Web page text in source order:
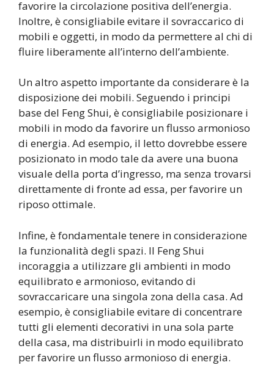
favorire la circolazione positiva dell’energia.
Inoltre, è consigliabile evitare il sovraccarico di
mobili e oggetti, in modo da permettere al chi di
fluire liberamente all’interno dell’ambiente.
Un altro aspetto importante da considerare è la
disposizione dei mobili. Seguendo i principi
base del Feng Shui, è consigliabile posizionare i
mobili in modo da favorire un flusso armonioso
di energia. Ad esempio, il letto dovrebbe essere
posizionato in modo tale da avere una buona
visuale della porta d’ingresso, ma senza trovarsi
direttamente di fronte ad essa, per favorire un
riposo ottimale.
Infine, è fondamentale tenere in considerazione
la funzionalità degli spazi. Il Feng Shui
incoraggia a utilizzare gli ambienti in modo
equilibrato e armonioso, evitando di
sovraccaricare una singola zona della casa. Ad
esempio, è consigliabile evitare di concentrare
tutti gli elementi decorativi in una sola parte
della casa, ma distribuirli in modo equilibrato
per favorire un flusso armonioso di energia.